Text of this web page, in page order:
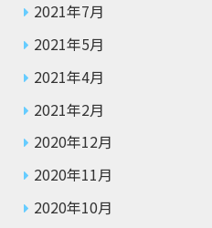
2021年7月
2021年5月
2021年4月
2021年2月
2020年12月
2020年11月
2020年10月